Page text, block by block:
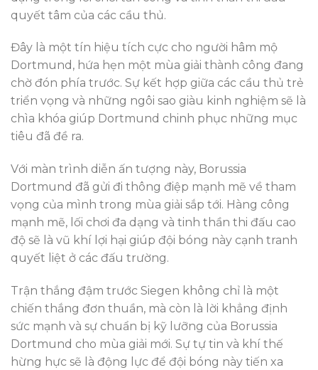
quyết tâm của các cầu thủ.
Đây là một tín hiệu tích cực cho người hâm mộ
Dortmund, hứa hẹn một mùa giải thành công đang
chờ đón phía trước. Sự kết hợp giữa các cầu thủ trẻ
triển vọng và những ngôi sao giàu kinh nghiệm sẽ là
chìa khóa giúp Dortmund chinh phục những mục
tiêu đã đề ra.
Với màn trình diễn ấn tượng này, Borussia
Dortmund đã gửi đi thông điệp mạnh mẽ về tham
vọng của mình trong mùa giải sắp tới. Hàng công
mạnh mẽ, lối chơi đa dạng và tinh thần thi đấu cao
độ sẽ là vũ khí lợi hại giúp đội bóng này cạnh tranh
quyết liệt ở các đấu trường.
Trận thắng đậm trước Siegen không chỉ là một
chiến thắng đơn thuần, mà còn là lời khẳng định
sức mạnh và sự chuẩn bị kỹ lưỡng của Borussia
Dortmund cho mùa giải mới. Sự tự tin và khí thế
hừng hực sẽ là động lực để đội bóng này tiến xa